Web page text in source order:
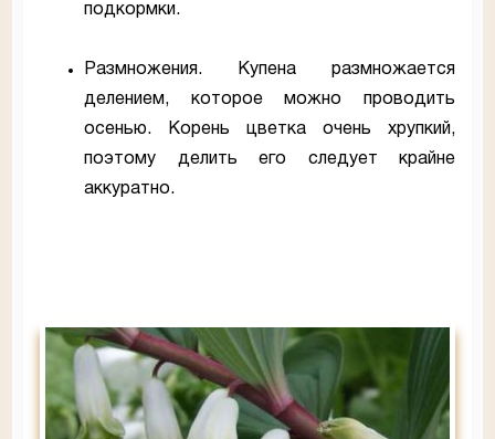
подкормки.
Размножения. Купена размножается
делением, которое можно проводить
осенью. Корень цветка очень хрупкий,
поэтому делить его следует крайне
аккуратно.